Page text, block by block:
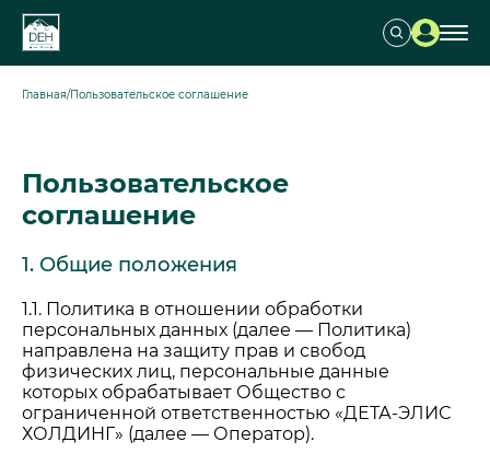
Главная/Пользовательское соглашение
Пользовательское
соглашение
1. Общие положения
1.1. Политика в отношении обработки
персональных данных (далее — Политика)
направлена на защиту прав и свобод
физических лиц, персональные данные
которых обрабатывает Общество с
ограниченной ответственностью «ДЕТА-ЭЛИС
ХОЛДИНГ» (далее — Оператор).